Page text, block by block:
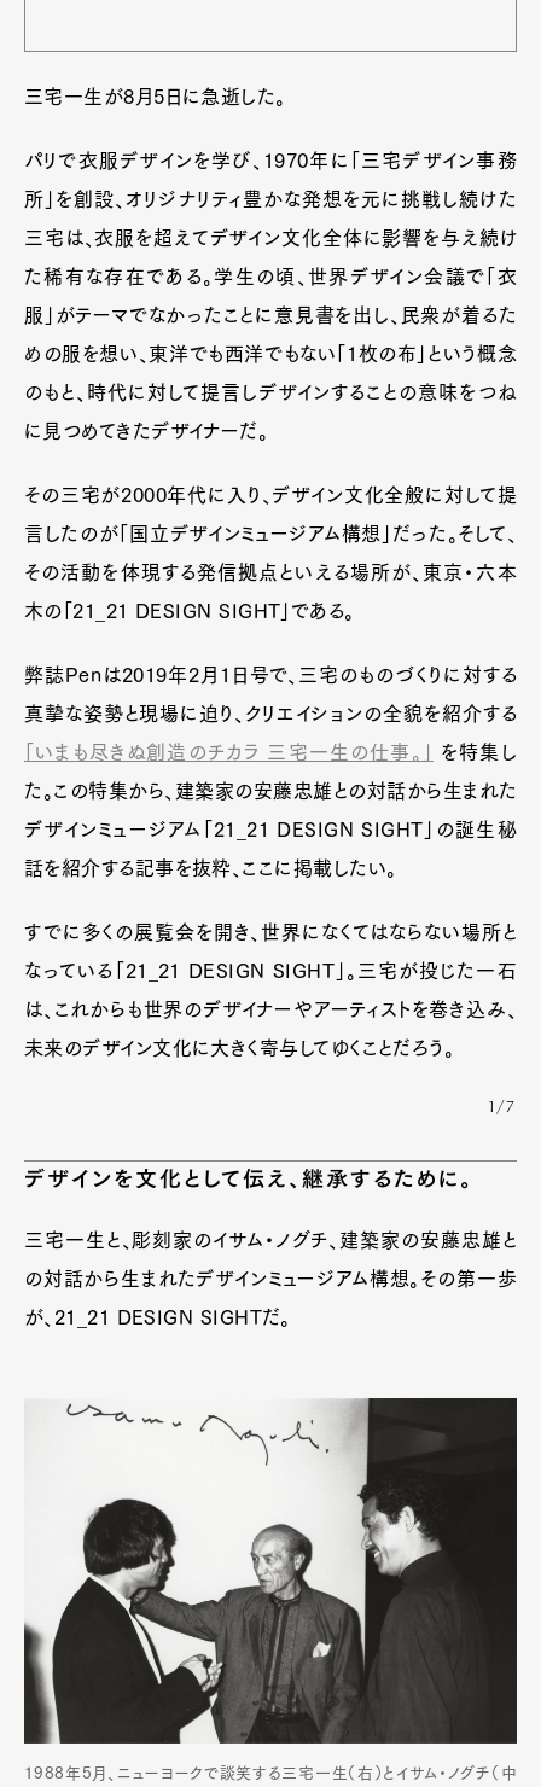
三宅一生が8月5日に急逝した。
パリで衣服デザインを学び、1970年に「三宅デザイン事務
所」を創設、オリジナリティ豊かな発想を元に挑戦し続けた
三宅は、衣服を超えてデザイン文化全体に影響を与え続け
た稀有な存在である。学生の頃、世界デザイン会議で「衣
服」がテーマでなかったことに意見書を出し、民衆が着るた
めの服を想い、東洋でも西洋でもない「1枚の布」という概念
のもと、時代に対して提言しデザインすることの意味をつね
に見つめてきたデザイナーだ。
その三宅が2000年代に入り、デザイン文化全般に対して提
言したのが「国立デザインミュージアム構想」だった。そして、
その活動を体現する発信拠点といえる場所が、東京・六本
木の「21_21 DESIGN SIGHT」である。
弊誌Penは2019年2月1日号で、三宅のものづくりに対する
真摯な姿勢と現場に迫り、クリエイションの全貌を紹介する
「いまも尽きぬ創造のチカラ 三宅一生の仕事。」
を特集し
た。この特集から、建築家の安藤忠雄との対話から生まれた
デザインミュージアム「21_21 DESIGN SIGHT」の誕生秘
話を紹介する記事を抜粋、ここに掲載したい。
すでに多くの展覧会を開き、世界になくてはならない場所と
なっている「21_21 DESIGN SIGHT」。三宅が投じた一石
は、これからも世界のデザイナーやアーティストを巻き込み、
未来のデザイン文化に大きく寄与してゆくことだろう。
1/7
デザインを文化として伝え、継承するために。
三宅一生と、彫刻家のイサム・ノグチ、建築家の安藤忠雄と
の対話から生まれたデザインミュージアム構想。その第一歩
が、21_21 DESIGN SIGHTだ。
1988年5月、ニューヨークで談笑する三宅一生（右）とイサム・ノグチ（中